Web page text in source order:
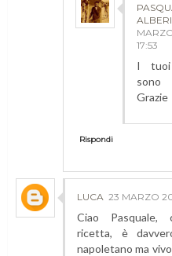
17:53
I tuoi
sono
Grazie
Rispondi
LUCA 23 MARZO
Ciao Pasquale,
ricetta, è
napoletano ma